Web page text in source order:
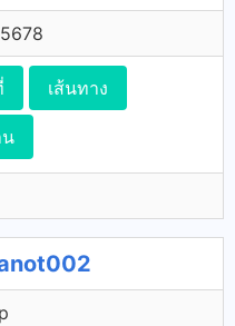
เส้นทาง